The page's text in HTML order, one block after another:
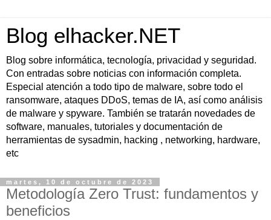
Blog elhacker.NET
Blog sobre informática, tecnología, privacidad y seguridad.
Con entradas sobre noticias con información completa.
Especial atención a todo tipo de malware, sobre todo el
ransomware, ataques DDoS, temas de IA, así como análisis
de malware y spyware. También se tratarán novedades de
software, manuales, tutoriales y documentación de
herramientas de sysadmin, hacking , networking, hardware,
etc
martes, 10 de octubre de 2023
Metodología Zero Trust: fundamentos y
beneficios